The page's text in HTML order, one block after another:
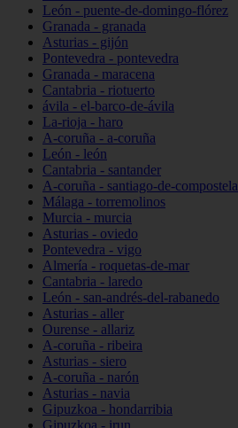
León - puente-de-domingo-flórez
Granada - granada
Asturias - gijón
Pontevedra - pontevedra
Granada - maracena
Cantabria - riotuerto
ávila - el-barco-de-ávila
La-rioja - haro
A-coruña - a-coruña
León - león
Cantabria - santander
A-coruña - santiago-de-compostela
Málaga - torremolinos
Murcia - murcia
Asturias - oviedo
Pontevedra - vigo
Almería - roquetas-de-mar
Cantabria - laredo
León - san-andrés-del-rabanedo
Asturias - aller
Ourense - allariz
A-coruña - ribeira
Asturias - siero
A-coruña - narón
Asturias - navia
Gipuzkoa - hondarribia
Gipuzkoa - irun